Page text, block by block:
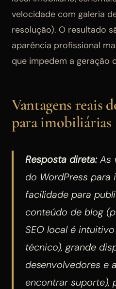
velocidade com galeria
resolução). O resultado
aparência profissional
que impedem a geração
Vantagens reais
para imobiliárias
Resposta direta:As
do WordPress para
facilidade para
conteúdo de blog
SEO local é
técnico), grande
desenvolvedores e
encontrar suporte),